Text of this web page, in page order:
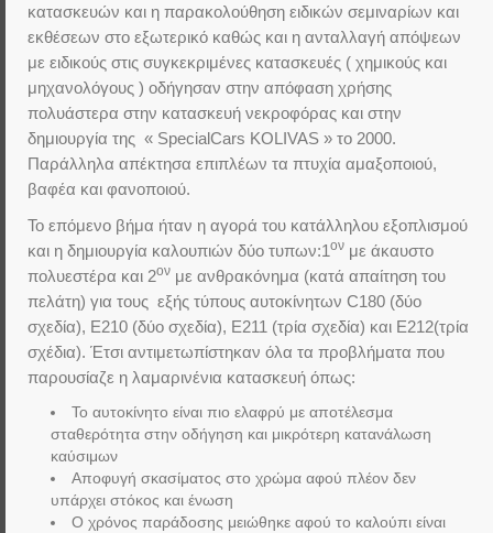
κατασκευών και η παρακολούθηση ειδικών σεμιναρίων και
εκθέσεων στο εξωτερικό καθώς και η ανταλλαγή απόψεων
με ειδικούς στις συγκεκριμένες κατασκευές ( χημικούς και
μηχανολόγους ) οδήγησαν στην απόφαση χρήσης
πολυάστερα στην κατασκευή νεκροφόρας και στην
δημιουργία της « SpecialCars KOLIVAS » το 2000.
Παράλληλα απέκτησα επιπλέων τα πτυχία αμαξοποιού,
βαφέα και φανοποιού.
Το επόμενο βήμα ήταν η αγορά του κατάλληλου εξοπλισμού
και η δημιουργία καλουπιών δύο τυπων:1ον με άκαυστο
πολυεστέρα και 2ον με ανθρακόνημα (κατά απαίτηση του
πελάτη) για τους εξής τύπους αυτοκίνητων C180 (δύο
σχεδία), Ε210 (δύο σχεδία), Ε211 (τρία σχεδία) και Ε212(τρία
σχέδια). Έτσι αντιμετωπίστηκαν όλα τα προβλήματα που
παρουσίαζε η λαμαρινένια κατασκευή όπως:
Το αυτοκίνητο είναι πιο ελαφρύ με αποτέλεσμα
σταθερότητα στην οδήγηση και μικρότερη κατανάλωση
καύσιμων
Αποφυγή σκασίματος στο χρώμα αφού πλέον δεν
υπάρχει στόκος και ένωση
Ο χρόνος παράδοσης μειώθηκε αφού το καλούπι είναι